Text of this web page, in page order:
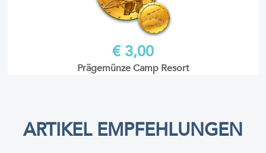
€ 3,00
Prägemünze Camp Resort
ARTIKEL EMPFEHLUNGEN